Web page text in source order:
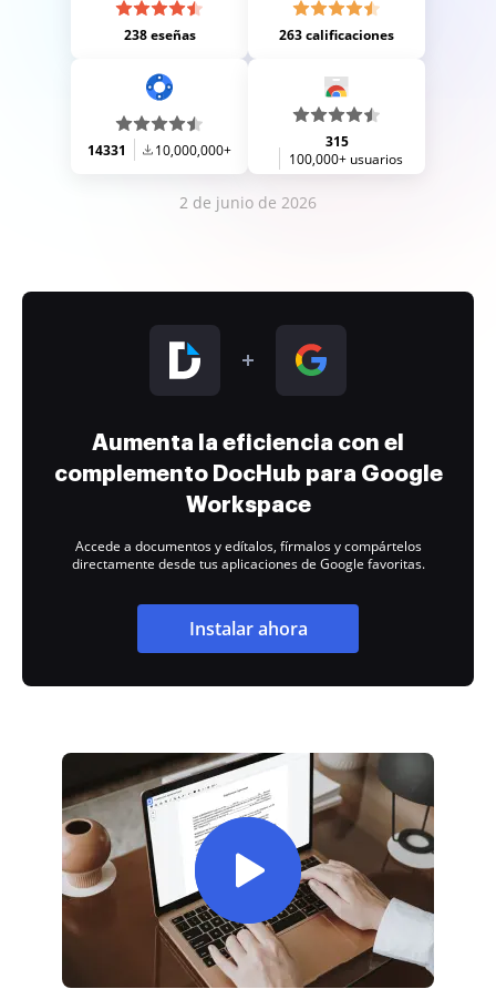
238 eseñas 263 calificaciones
14331 10,000,000+
315
100,000+ usuarios
2 de junio de 2026
Aumenta la eficiencia con el
complemento DocHub para Google
Workspace
Accede a documentos y edítalos, fírmalos y compártelos
directamente desde tus aplicaciones de Google favoritas.
Instalar ahora